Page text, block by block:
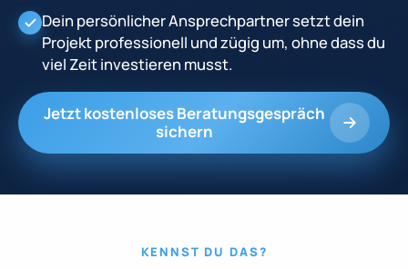
Dein persönlicher Ansprechpartner setzt dein
Projekt professionell und zügig um, ohne dass du
viel Zeit investieren musst.
Jetzt kostenloses Beratungsgespräch
sichern
KENNST DU DAS?